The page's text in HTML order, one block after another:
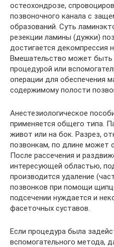
остеохондрозе,
позвоночного канала с
образований. Суть
резекции ламины (дужки)
достигается декомпрессия
Вмешательство может быть
процедурой или
операции для обеспечения
содержимому полости
Анестезиологическое
применяется общего типа.
живот или на бок. Разрез,
позвонкам, по длине может
После рассечения и
интересующей областью,
производится удаление
позвонков при помощи
подсечении нуждается и
фасеточных суставов.
Если процедура была
вспомогательного метода,